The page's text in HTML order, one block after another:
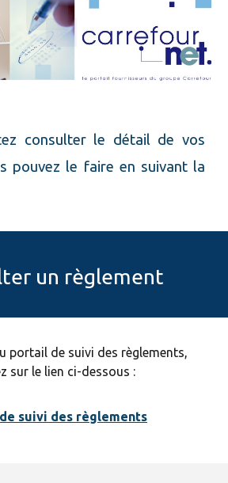
consulter le détail de vos
pouvez le faire en suivant la
un règlement
portail de suivi des règlements,
sur le lien ci-dessous :
suivi des règlements